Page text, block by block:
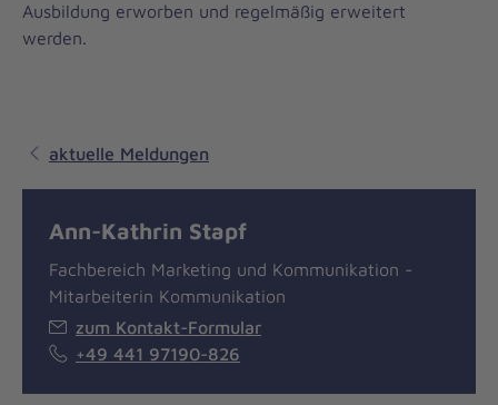
Ausbildung erworben und regelmäßig erweitert
werden.
aktuelle Meldungen
Ann-Kathrin Stapf
Fachbereich Marketing und Kommunikation -
Mitarbeiterin Kommunikation
zum Kontakt-Formular
+49 441 97190-826